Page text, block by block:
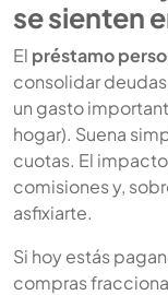
se sienten
El préstamo
consolidar
un gasto
hogar). Suena
cuotas. El impacto
comisiones y,
asfixiarte.
Si hoy estás
compras